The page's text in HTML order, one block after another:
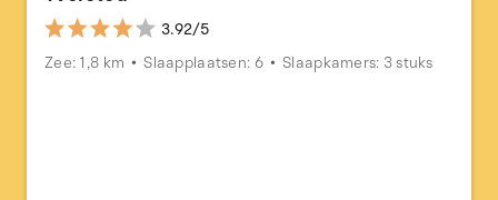
3.92/5
Zee: 1,8 km
Slaapplaatsen: 6 Slaapkamers: 3 stuks